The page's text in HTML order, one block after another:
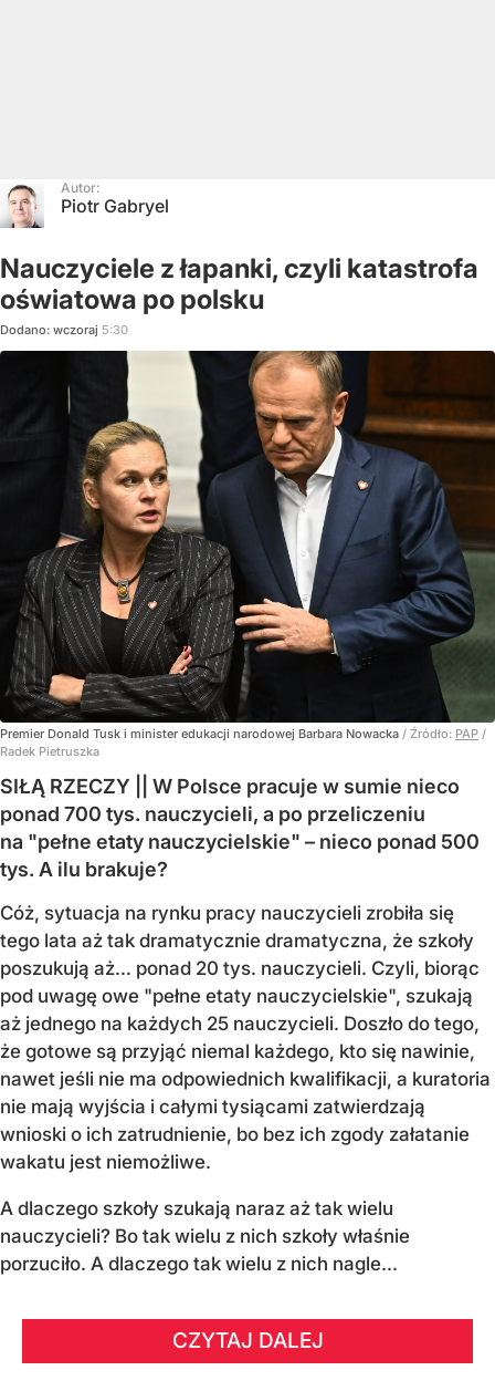
Autor:
Piotr Gabryel
Nauczyciele z łapanki, czyli katastrofa
oświatowa po polsku
Dodano: wczoraj 5:30
Premier Donald Tusk i minister edukacji narodowej Barbara Nowacka / Źródło: PAP /
Radek Pietruszka
SIŁĄ RZECZY || W Polsce pracuje w sumie nieco
ponad 700 tys. nauczycieli, a po przeliczeniu
na "pełne etaty nauczycielskie" – nieco ponad 500
tys. A ilu brakuje?
Cóż, sytuacja na rynku pracy nauczycieli zrobiła się
tego lata aż tak dramatycznie dramatyczna, że szkoły
poszukują aż… ponad 20 tys. nauczycieli. Czyli, biorąc
pod uwagę owe "pełne etaty nauczycielskie", szukają
aż jednego na każdych 25 nauczycieli. Doszło do tego,
że gotowe są przyjąć niemal każdego, kto się nawinie,
nawet jeśli nie ma odpowiednich kwalifikacji, a kuratoria
nie mają wyjścia i całymi tysiącami zatwierdzają
wnioski o ich zatrudnienie, bo bez ich zgody załatanie
wakatu jest niemożliwe.
A dlaczego szkoły szukają naraz aż tak wielu
nauczycieli? Bo tak wielu z nich szkoły właśnie
porzuciło. A dlaczego tak wielu z nich nagle...
CZYTAJ DALEJ